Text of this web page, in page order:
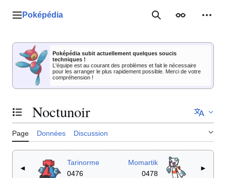
Menu principal
Poképédia RechercherApparence
Poképédia subit actuellement quelques soucis
techniques !
L'équipe est au courant des problèmes et fait le nécessaire
pour les arranger le plus rapidement possible. Merci de votre
compréhension !
Basculer la table des matières
Noctunoir
Page Données Discussion
◄
Tarinorme
0476
Momartik
0478
►